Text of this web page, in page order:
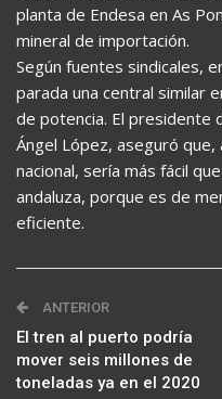
planta de Endesa en As
mineral de importación.
Según fuentes sindicales,
parada una central similar
de potencia. El presidente
Ángel López, aseguró que,
nacional, sería más fácil
andaluza, porque es de
eficiente.
ANTERIOR
El tren al puerto podría
mover seis millones de
toneladas ya en el 2020